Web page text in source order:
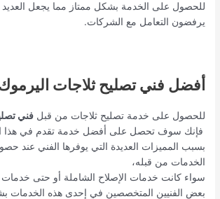
للحصول على الخدمة بشكل ممتاز مما يجعل العديد
يرفضون التعامل مع الشركات.
أفضل فني تصليح ثلاجات
للحصول على خدمة تصليح ثلاجات من قبلفني
فإنك سوف تحصل على أفضل خدمة تقدم في هذا
بسبب المميزات العديدة التي يوفرها الفني عند
الخدمات من قبله،
سواء كانت خدمات الإصلاح الشاملة أو حتى خدمات
بعض الفنيين المتخصصين في إحدى هذه الخدمات